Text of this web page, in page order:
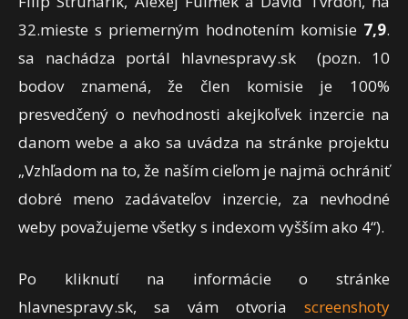
32.mieste s priemerným hodnotením komisie 7,9.
sa nachádza portál hlavnespravy.sk (pozn. 10
bodov znamená, že člen komisie je 100%
presvedčený o nevhodnosti akejkoľvek inzercie na
danom webe a ako sa uvádza na stránke projektu
„Vzhľadom na to, že naším cieľom je najmä ochrániť
dobré meno zadávateľov inzercie, za nevhodné
weby považujeme všetky s indexom vyšším ako 4“).
Po kliknutí na informácie o stránke
hlavnespravy.sk, sa vám otvoria screenshoty